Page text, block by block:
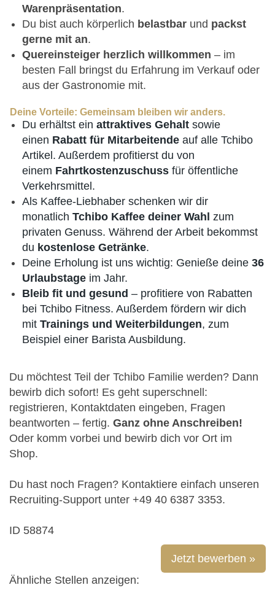
Warenpräsentation.
Du bist auch körperlich belastbar und packst
gerne mit an.
Quereinsteiger herzlich willkommen – im
besten Fall bringst du Erfahrung im Verkauf oder
aus der Gastronomie mit.
Deine Vorteile: Gemeinsam bleiben wir anders.
Du erhältst ein attraktives Gehalt sowie
einen Rabatt für Mitarbeitende auf alle Tchibo
Artikel. Außerdem profitierst du von
einem Fahrtkostenzuschuss für öffentliche
Verkehrsmittel.
Als Kaffee-Liebhaber schenken wir dir
monatlich Tchibo Kaffee deiner Wahl zum
privaten Genuss. Während der Arbeit bekommst
du kostenlose Getränke.
Deine Erholung ist uns wichtig: Genieße deine 36
Urlaubstage im Jahr.
Bleib fit und gesund – profitiere von Rabatten
bei Tchibo Fitness. Außerdem fördern wir dich
mit Trainings und Weiterbildungen, zum
Beispiel einer Barista Ausbildung.
Du möchtest Teil der Tchibo Familie werden? Dann
bewirb dich sofort! Es geht superschnell:
registrieren, Kontaktdaten eingeben, Fragen
beantworten – fertig. Ganz ohne Anschreiben!
Oder komm vorbei und bewirb dich vor Ort im
Shop.
Du hast noch Fragen? Kontaktiere einfach unseren
Recruiting-Support unter +49 40 6387 3353.
ID 58874
Jetzt bewerben »
Ähnliche Stellen anzeigen: